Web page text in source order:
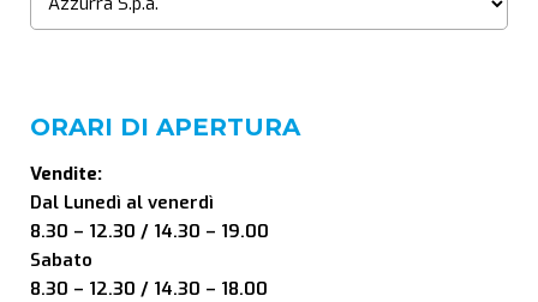
ORARI DI APERTURA
Vendite:
Dal Lunedì al venerdì
8.30 – 12.30 / 14.30 – 19.00
Sabato
8.30 – 12.30 / 14.30 – 18.00